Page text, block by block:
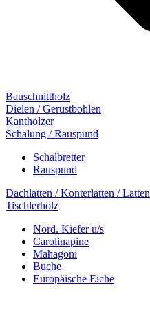
Bauschnittholz
Dielen / Gerüstbohlen
Kanthölzer
Schalung / Rauspund
Schalbretter
Rauspund
Dachlatten / Konterlatten / Latten
Tischlerholz
Nord. Kiefer u/s
Carolinapine
Mahagoni
Buche
Europäische Eiche